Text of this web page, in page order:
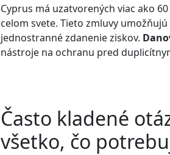
Cyprus má uzatvorených viac ako
celom svete. Tieto zmluvy
jednostranné zdanenie ziskov.
nástroje na ochranu pred
Často kladené
všetko, čo